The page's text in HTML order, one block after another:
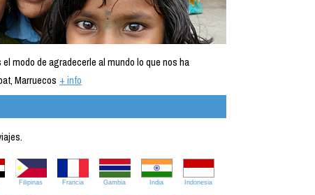
modo de agradecerle al mundo lo que nos ha
Marruecos + info
Filipinas Francia Gambia India Indonesia